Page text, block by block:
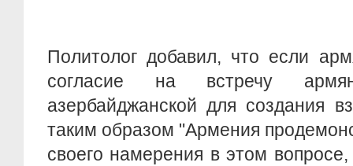
Политолог добавил, что если
согласие на встречу
азербайджанской для создания
таким образом "Армения
своего намерения в этом